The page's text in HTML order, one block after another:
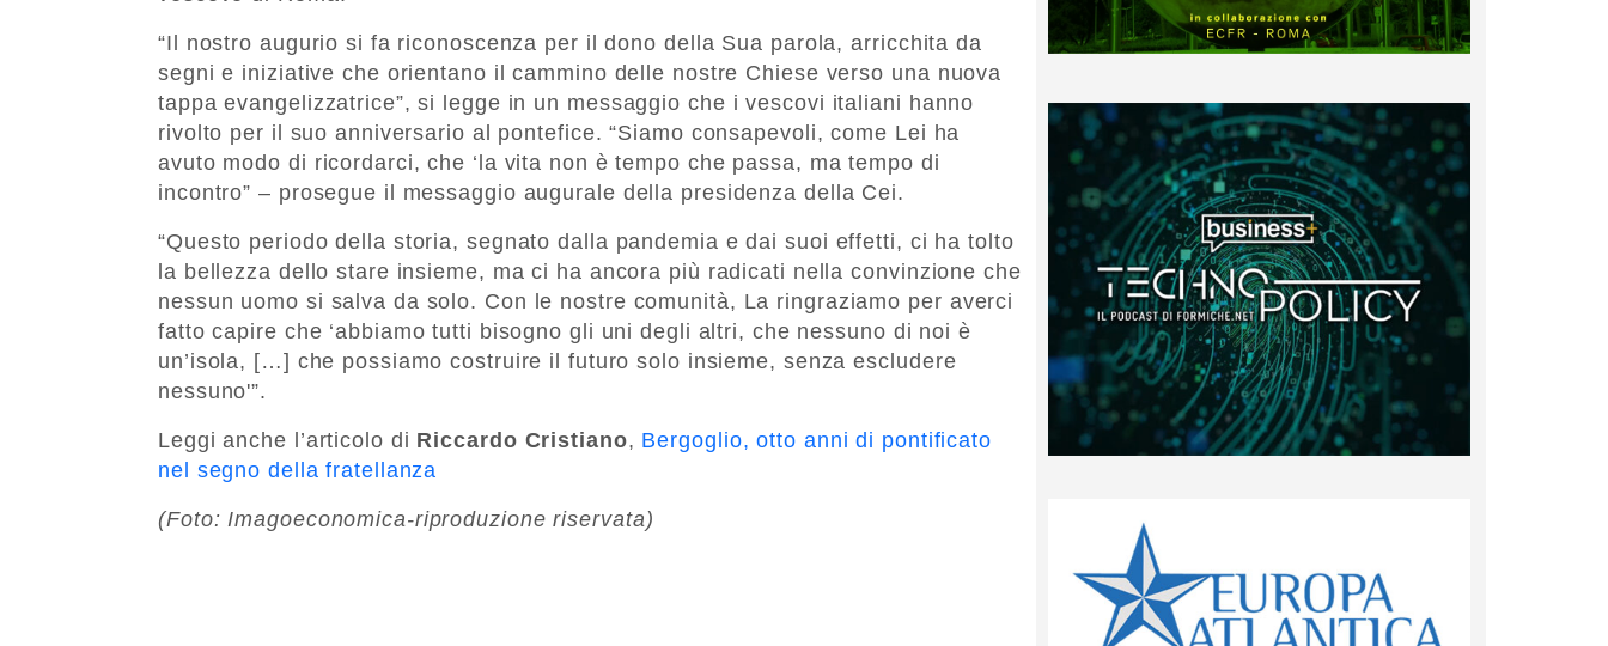
“Il nostro augurio si fa riconoscenza per il dono della Sua parola, arricchita da
segni e iniziative che orientano il cammino delle nostre Chiese verso una nuova
tappa evangelizzatrice”, si legge in un messaggio che i vescovi italiani hanno
rivolto per il suo anniversario al pontefice. “Siamo consapevoli, come Lei ha
avuto modo di ricordarci, che ‘la vita non è tempo che passa, ma tempo di
incontro” – prosegue il messaggio augurale della presidenza della Cei.
“Questo periodo della storia, segnato dalla pandemia e dai suoi effetti, ci ha tolto
la bellezza dello stare insieme, ma ci ha ancora più radicati nella convinzione che
nessun uomo si salva da solo. Con le nostre comunità, La ringraziamo per averci
fatto capire che ‘abbiamo tutti bisogno gli uni degli altri, che nessuno di noi è
un’isola, […] che possiamo costruire il futuro solo insieme, senza escludere
nessuno'”.
Leggi anche l’articolo di Riccardo Cristiano, Bergoglio, otto anni di pontificato
nel segno della fratellanza
(Foto: Imagoeconomica-riproduzione riservata)